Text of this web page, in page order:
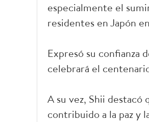
especialmente el
residentes en Japón
Expresó su confianza
celebrará el
A su vez, Shii destacó
contribuido a la paz y